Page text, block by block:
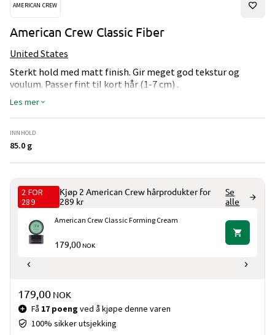
AMERICAN CREW
American Crew Classic Fiber
United States
Sterkt hold med matt finish. Gir meget god tekstur og
voulum. Passer fint til kort hår (1-7 cm) .
Les mer
INNHOLD
85.0 g
2 FOR
289
Kjøp 2 American Crew hårprodukter for
289 kr
Se
alle
American Crew Classic Forming Cream
179,00NOK
Pris og mengde
Få 17 poeng ved å kjøpe denne varen
100% sikker utsjekking
179,00 NOK